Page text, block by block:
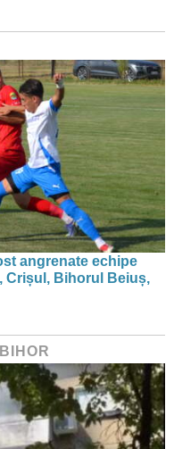
angrenate echipe
Crișul, Bihorul Beiuș,